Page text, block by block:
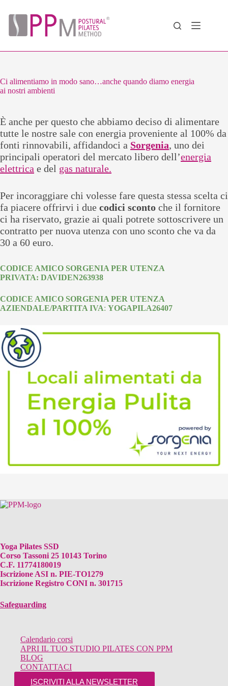
contenuto
Ci alimentiamo in modo sano…anche quando diamo energia
ai nostri ambienti
È anche per questo che abbiamo deciso di alimentare
tutte le nostre sale con energia proveniente al 100% da
fonti rinnovabili, affidandoci a Sorgenia, uno dei
principali operatori del mercato libero dell’energia
elettrica e del gas naturale.
Per incoraggiare chi volesse fare questa stessa scelta ci
fa piacere offrirvi i due codici sconto che il fornitore
ci ha riservato, grazie ai quali potrete sottoscrivere un
contratto per nuova utenza con uno sconto che va da
30 a 60 euro.
CODICE AMICO SORGENIA PER UTENZA
PRIVATA: DAVIDEN263938
CODICE AMICO SORGENIA PER UTENZA
AZIENDALE/PARTITA IVA: YOGAPILA26407
Yoga Pilates SSD
Corso Tassoni 25 10143 Torino
C.F. 11774180019
Iscrizione ASI n. PIE-TO1279
Iscrizione Registro CONI n. 301715
Safeguarding
Calendario corsi
APRI IL TUO STUDIO PILATES CON PPM
BLOG
CONTATTACI
ISCRIVITI ALLA NEWSLETTER